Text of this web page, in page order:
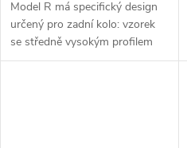
Model R má specifický design
určený pro zadní kolo: vzorek
se středně vysokým profilem
bloků a střední vzdáleností...